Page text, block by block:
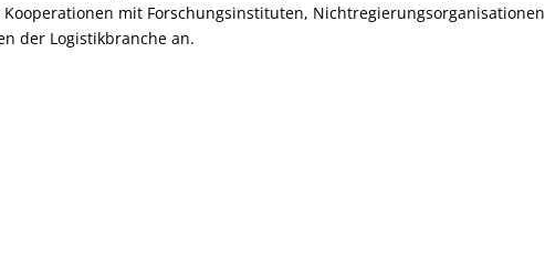
mit Forschungsinstituten, Nichtregierungsorganisationen
der Logistikbranche an.